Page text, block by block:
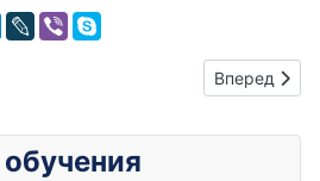
туристической организации
Следующий:
Вперед